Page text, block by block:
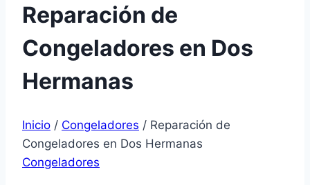
Reparación de
Congeladores en Dos
Hermanas
Inicio / Congeladores / Reparación de
Congeladores en Dos Hermanas
Congeladores